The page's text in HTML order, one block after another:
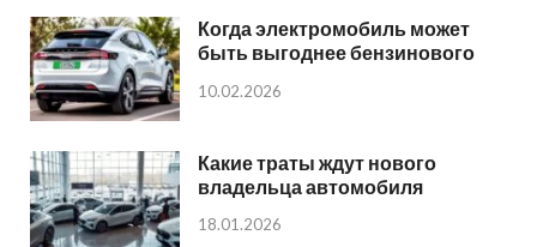
Когда электромобиль может
быть выгоднее бензинового
10.02.2026
Какие траты ждут нового
владельца автомобиля
18.01.2026